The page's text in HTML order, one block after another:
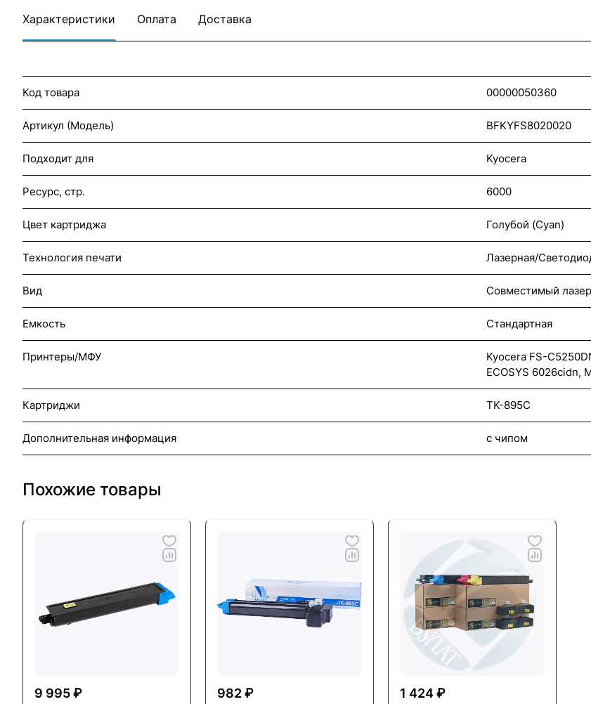
Характеристики Оплата Доставка
Код товара 00000050360
Артикул (Модель) BFKYFS8020020
Подходит для Kyocera
Ресурс, стр. 6000
Цвет картриджа Голубой (Cyan)
Технология печати Лазерная/
Вид Совместимый
Емкость Стандартная
Принтеры/МФУ
Kyocera FS-
ECOSYS 6026cidn,
Картриджи TK-895C
Дополнительная информация с чипом
Похожие товары
9 995 ₽ 982 ₽ 1 424 ₽